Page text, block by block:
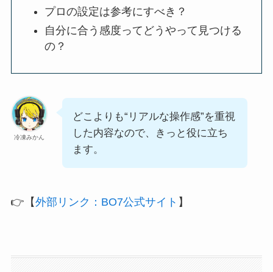
プロの設定は参考にすべき？
自分に合う感度ってどうやって見つける
の？
冷凍みかん
どこよりも“リアルな操作感”を重視
した内容なので、きっと役に立ち
ます。
👉【外部リンク：BO7公式サイト 】